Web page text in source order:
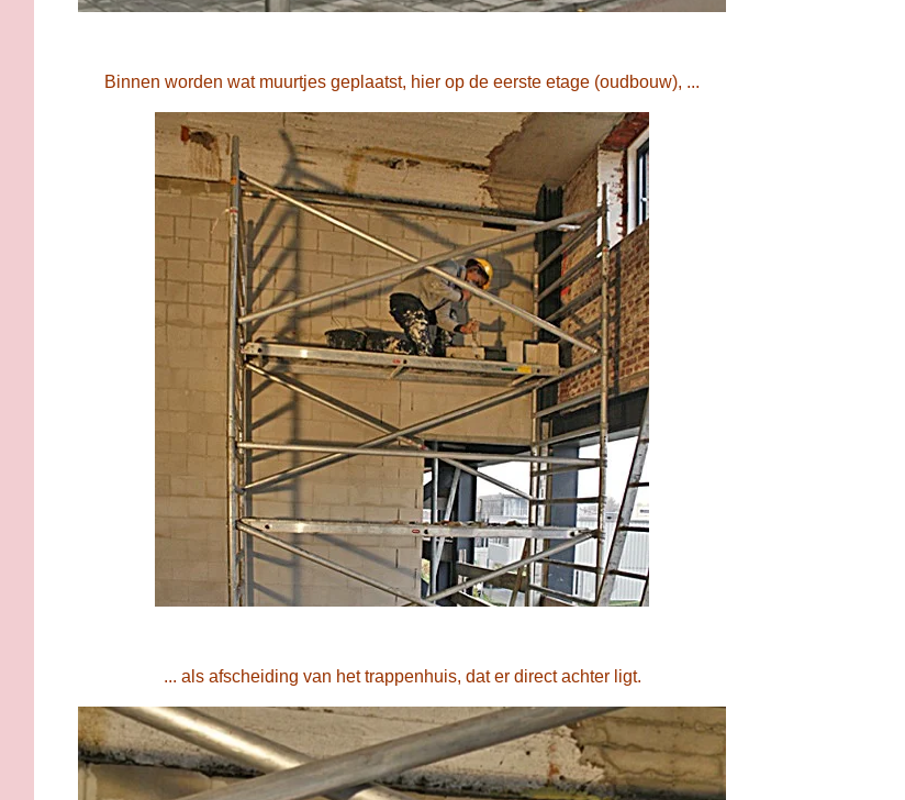
Binnen worden wat muurtjes geplaatst, hier op de eerste etage (oudbouw), ...
... als afscheiding van het trappenhuis, dat er direct achter ligt.